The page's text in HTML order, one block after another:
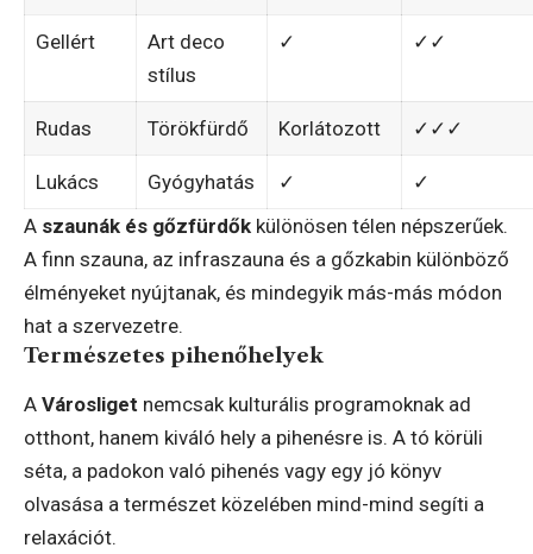
Gellért
Art deco
stílus
✓ ✓✓
Rudas Törökfürdő Korlátozott ✓✓✓
Lukács Gyógyhatás ✓
✓
A szaunák és gőzfürdők különösen télen népszerűek.
A finn szauna, az infraszauna és a gőzkabin különböző
élményeket nyújtanak, és mindegyik más-más módon
hat a szervezetre.
Természetes pihenőhelyek
A Városliget nemcsak kulturális programoknak ad
otthont, hanem kiváló hely a pihenésre is. A tó körüli
séta, a padokon való pihenés vagy egy jó könyv
olvasása a természet közelében mind-mind segíti a
relaxációt.